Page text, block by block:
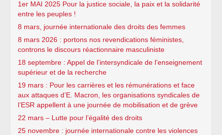
1er MAI 2025 Pour la justice sociale, la paix et la solidarité
entre les peuples !
8 mars, journée internationale des droits des femmes
8 mars 2026 : portons nos revendications féministes,
controns le discours réactionnaire masculiniste
18 septembre : Appel de l’intersyndicale de l’enseignement
supérieur et de la recherche
19 mars : Pour les carrières et les rémunérations et face
aux attaques d’E. Macron, les organisations syndicales de
l’ESR appellent à une journée de mobilisation et de grève
22 mars – Lutte pour l’égalité des droits
25 novembre : journée internationale contre les violences